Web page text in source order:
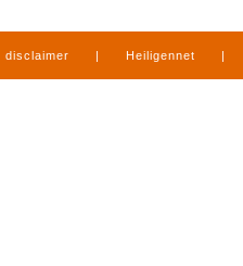
disclaimer | Heiligennet |